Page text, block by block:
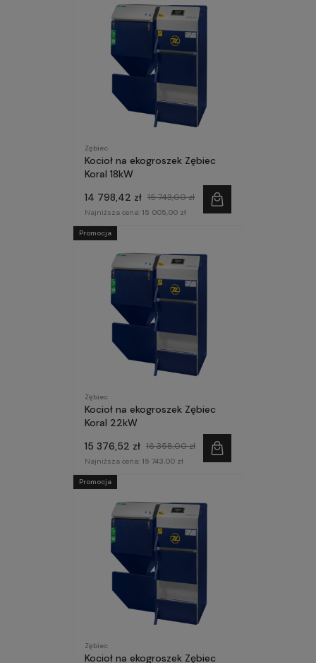
Zębiec
Kocioł na ekogroszek Zębiec
Koral 18kW
14 798,42 zł 15 743,00 zł
Najniższa cena: 15 005,00 zł
Zębiec
Kocioł na ekogroszek Zębiec
Koral 22kW
15 376,52 zł 16 358,00 zł
Najniższa cena: 15 743,00 zł
Promocja
Zębiec
Kocioł na ekogroszek Zębiec
Promocja